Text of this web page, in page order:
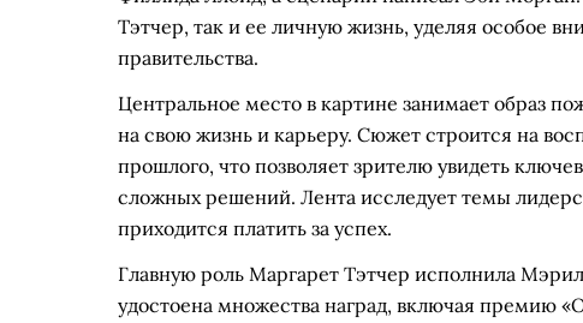
Тэтчер, так и ее личную жизнь, уделяя особое
правительства.
Центральное место в картине занимает образ
на свою жизнь и карьеру. Сюжет строится на
прошлого, что позволяет зрителю увидеть
сложных решений. Лента исследует темы
приходится платить за успех.
Главную роль Маргарет Тэтчер исполнила
удостоена множества наград, включая премию